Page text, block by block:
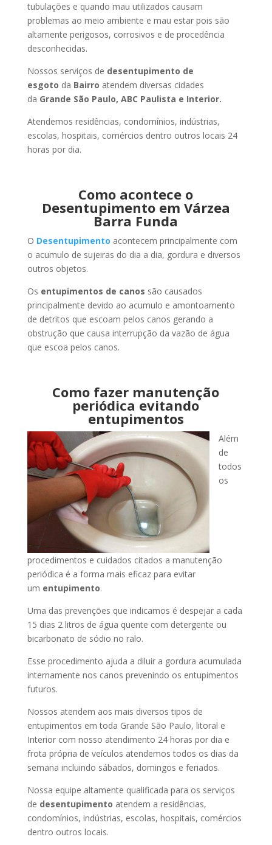
tubulações e quando mau utilizados causam
problemas ao meio ambiente e mau estar pois são
altamente perigosos, corrosivos e de procedência
desconhecidas.
Nossos serviços de desentupimento de
esgoto da Bairro atendem diversas cidades
da Grande São Paulo, ABC Paulista e Interior.
Atendemos residências, condomínios, indústrias,
escolas, hospitais, comércios dentro outros locais 24
horas por dia.
Como acontece o
Desentupimento em Várzea
Barra Funda
O Desentupimento acontecem principalmente com
o acumulo de sujeiras do dia a dia, gordura e diversos
outros objetos.
Os entupimentos de canos são causados
principalmente devido ao acumulo e amontoamento
de detritos que escoam pelos canos gerando a
obstrução que causa interrupção da vazão de água
que escoa pelos canos.
Como fazer manutenção
periódica evitando
entupimentos
Além
de
todos
os
procedimentos e cuidados citados a manutenção
periódica é a forma mais eficaz para evitar
um entupimento.
Uma das prevenções que indicamos é despejar a cada
15 dias 2 litros de água quente com detergente ou
bicarbonato de sódio no ralo.
Esse procedimento ajuda a diluir a gordura acumulada
internamente nos canos prevenindo os entupimentos
futuros.
Nossos atendem aos mais diversos tipos de
entupimentos em toda Grande São Paulo, litoral e
Interior com nosso atendimento 24 horas por dia e
frota própria de veículos atendemos todos os dias da
semana incluindo sábados, domingos e feriados.
Nossa equipe altamente qualificada para os serviços
de desentupimento atendem a residências,
condomínios, indústrias, escolas, hospitais, comércios
dentro outros locais.